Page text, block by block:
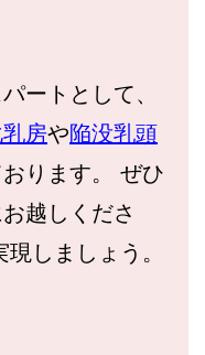
ートとして、
房や陥没乳頭
ります。 ぜひ
越しくださ
しましょう。